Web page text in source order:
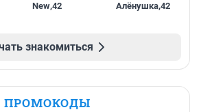
New,42 Алёнушка,42
знакомиться
ПРОМОКОДЫ